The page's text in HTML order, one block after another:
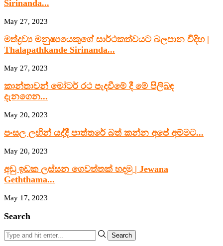
Sirinanda...
May 27, 2023
මත්ද්‍රව්‍ය මනුෂ්‍යයෙකුගේ සාර්ථකත්වයට බලපාන විදිහ |
Thalapathkande Sirinanda...
May 27, 2023
කාන්තාවන් මෝටර් රථ පැදවීමේ දී මේ පිලිබඳ
දැනගෙන...
May 20, 2023
පංසල ලඟින් යද්දී පාත්තරේ බත් කන්න අපේ අම්මට...
May 20, 2023
අඩු ඉඩක ලස්සන ගෙවත්තක් හදමු | Jewana
Geththama...
May 17, 2023
Search
Search